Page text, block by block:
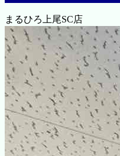
まるひろ上尾SC店